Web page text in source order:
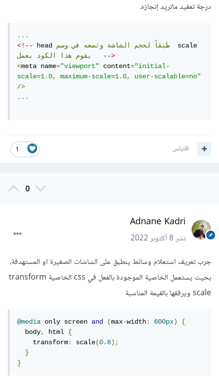
درجة تعقيد ماتريد إنجازه.
...
<!--
head طبقاً لحجم الشاشة وتضعه في وسم
يقوم
هذا الكود بعمل
-->
<meta name="viewport" content="initial-
scale=1.0, maximum-scale=1.0, user-scalable=no"
/>
...
1 اقتباس
0
Adnane Kadri
نشر8 أكتوبر 2022
جرب تعريف استعلام وسائط ينطبق على الشاشات الصغيرة او المستهدفة،
بحيث يستعمل الخاصية الموجودة بالفعل في css الخاصية transform
scale ويرفقها بالقيمة المناسبة
@media only screen and (max-width: 600px)
{
  body
, html {
    transform
: scale(0.8);
}
}